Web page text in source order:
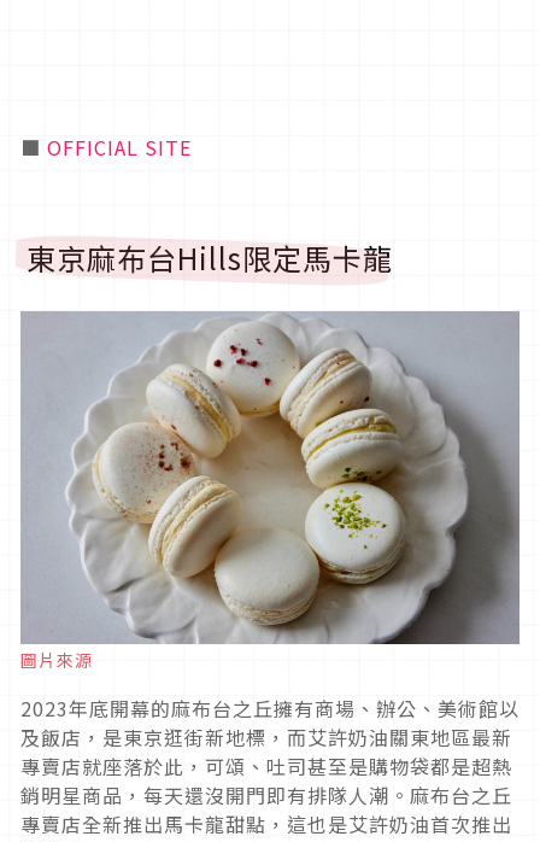
■ OFFICIAL SITE
東京麻布台Hills限定馬卡龍
圖片來源
2023年底開幕的麻布台之丘擁有商場、辦公、美術館以
及飯店，是東京逛街新地標，而艾許奶油關東地區最新
專賣店就座落於此，可頌、吐司甚至是購物袋都是超熱
銷明星商品，每天還沒開門即有排隊人潮。麻布台之丘
專賣店全新推出馬卡龍甜點，這也是艾許奶油首次推出